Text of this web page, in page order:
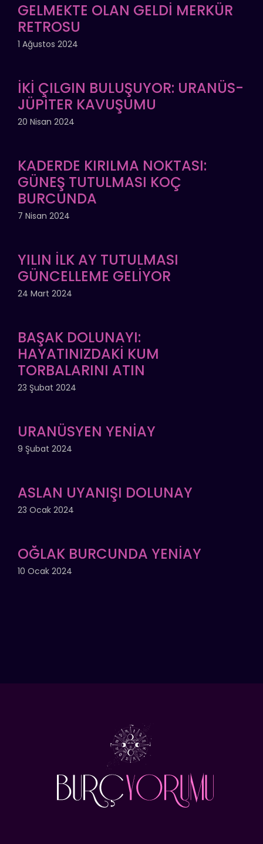
GELMEKTE OLAN GELDİ MERKÜR
RETROSU
1 Ağustos 2024
İKİ ÇILGIN BULUŞUYOR: URANÜS-
JÜPİTER KAVUŞUMU
20 Nisan 2024
KADERDE KIRILMA NOKTASI:
GÜNEŞ TUTULMASI KOÇ
BURCUNDA
7 Nisan 2024
YILIN İLK AY TUTULMASI
GÜNCELLEME GELİYOR
24 Mart 2024
BAŞAK DOLUNAYI:
HAYATINIZDAKİ KUM
TORBALARINI ATIN
23 Şubat 2024
URANÜSYEN YENİAY
9 Şubat 2024
ASLAN UYANIŞI DOLUNAY
23 Ocak 2024
OĞLAK BURCUNDA YENİAY
10 Ocak 2024